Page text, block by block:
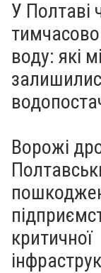
У Полтаві
воду: які
Ворожі
критичної